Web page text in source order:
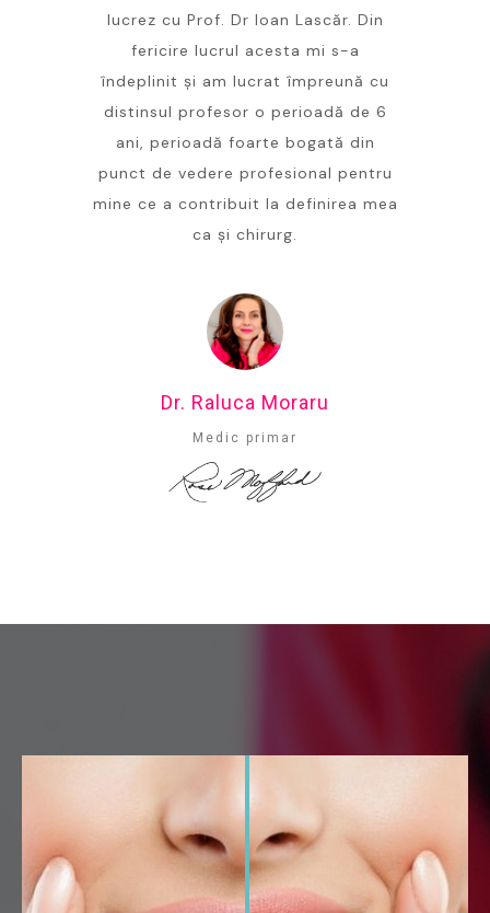
lucrez cu Prof. Dr Ioan Lascăr. Din
fericire lucrul acesta mi s-a
îndeplinit și am lucrat împreună cu
distinsul profesor o perioadă de 6
ani, perioadă foarte bogată din
punct de vedere profesional pentru
mine ce a contribuit la definirea mea
ca și chirurg.
Dr. Raluca Moraru
Medic primar